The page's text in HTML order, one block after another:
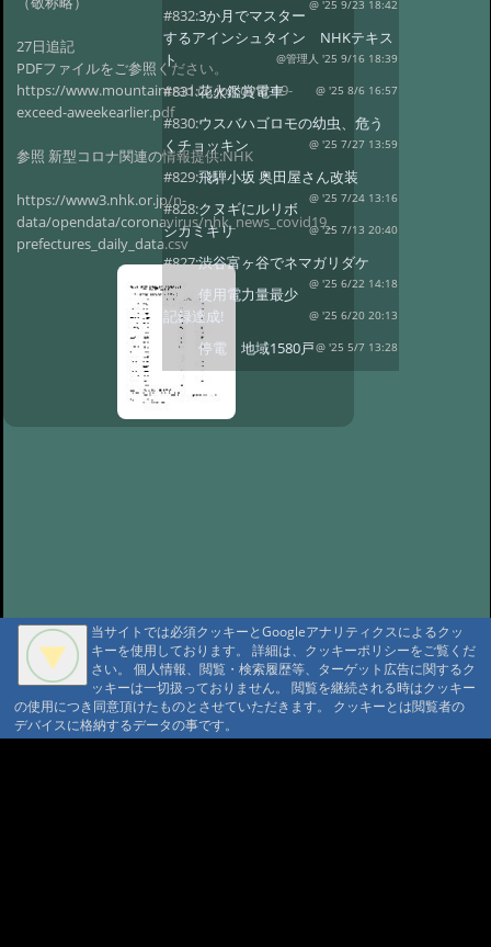
27日追記
PDFファイルをご参照ください。
https://www.mountaintrad.co.jp/covid-19-
exceed-aweekearlier.pdf
参照 新型コロナ関連の情報提供:NHK
https://www3.nhk.or.jp/n-
data/opendata/coronavirus/nhk_news_covid19_
prefectures_daily_data.csv
@ '25 9/23 18:42
#832:3か月でマスター
するアインシュタイン NHKテキス
ト
@管理人 '25 9/16 18:39
#831:花火鑑賞電車 @ '25 8/6 16:57
#830:ウスバハゴロモの幼虫、危う
くチョッキン
@ '25 7/27 13:59
#829:飛騨小坂 奥田屋さん改装
@ '25 7/24 13:16
#828:クヌギにルリボ
シカミキリ
@ '25 7/13 20:40
#827:渋谷富ヶ谷でネマガリダケ
@ '25 6/22 14:18
#826:使用電力量最少
記録達成!
@ '25 6/20 20:13
#825:停電 地域1580戸@ '25 5/7 13:28
#824: 移築のワイナリー
キノコは塩蔵
#813:独立系ソーラーの課題と架台
@ '24 7/19 15:25
#811:4/12 豊国館さん
@ '24 4/20 13:06
#809:渡り?
@ '24 3/13 21:02
#808:新年
@ '24 1/1 14:20
A A A MountAin TRAD
当サイトでは必須クッキーとGoogleアナリティクスによるクッ
キーを使用しております。 詳細は、クッキーポリシーをご覧くだ
さい。 個人情報、閲覧・検索履歴等、ターゲット広告に関するク
ッキーは一切扱っておりません。 閲覧を継続される時はクッキー
の使用につき同意頂けたものとさせていただきます。 クッキーとは閲覧者の
デバイスに格納するデータの事です。